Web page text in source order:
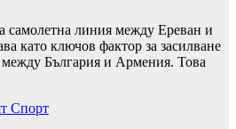
самолетна линия между Ереван и
като ключов фактор за засилване
България и Армения. Това
Спорт